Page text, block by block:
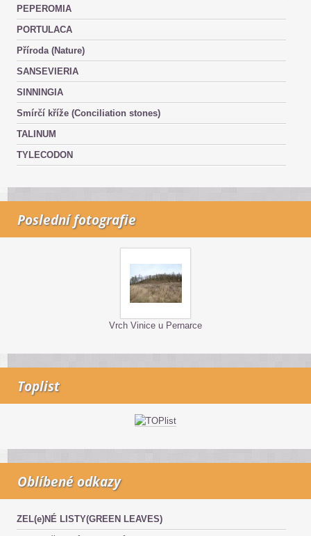
PEPEROMIA
PORTULACA
Příroda (Nature)
SANSEVIERIA
SINNINGIA
Smírčí kříže (Conciliation stones)
TALINUM
TYLECODON
Poslední fotografie
Vrch Vinice u Pernarce
Toplist
Oblíbené odkazy
ZEL(e)NÉ LISTY(GREEN LEAVES)